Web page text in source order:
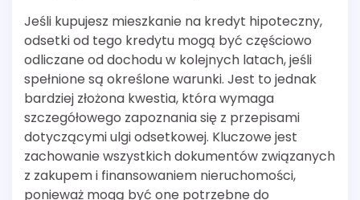
Jeśli kupujesz mieszkanie na kredyt hipoteczny,
odsetki od tego kredytu mogą być częściowo
odliczane od dochodu w kolejnych latach, jeśli
spełnione są określone warunki. Jest to jednak
bardziej złożona kwestia, która wymaga
szczegółowego zapoznania się z przepisami
dotyczącymi ulgi odsetkowej. Kluczowe jest
zachowanie wszystkich dokumentów związanych
z zakupem i finansowaniem nieruchomości,
ponieważ mogą być one potrzebne do